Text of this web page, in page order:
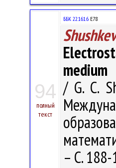
94
полный
текст
ББК 22.161.6 Е78
medium
/ G. C.
– С.